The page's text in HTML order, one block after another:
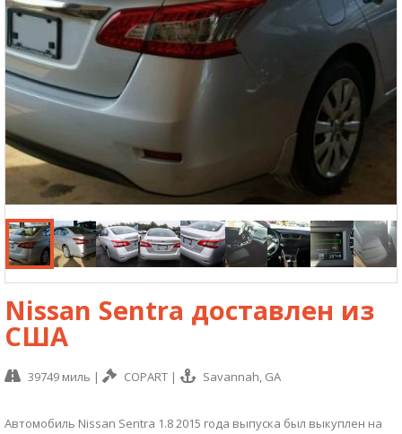
Nissan Sentra доставлен из
США
39749 миль | COPART | Savannah, GA
Автомобиль Nissan Sentra 1.8 2015 года выпуска был выкуплен на